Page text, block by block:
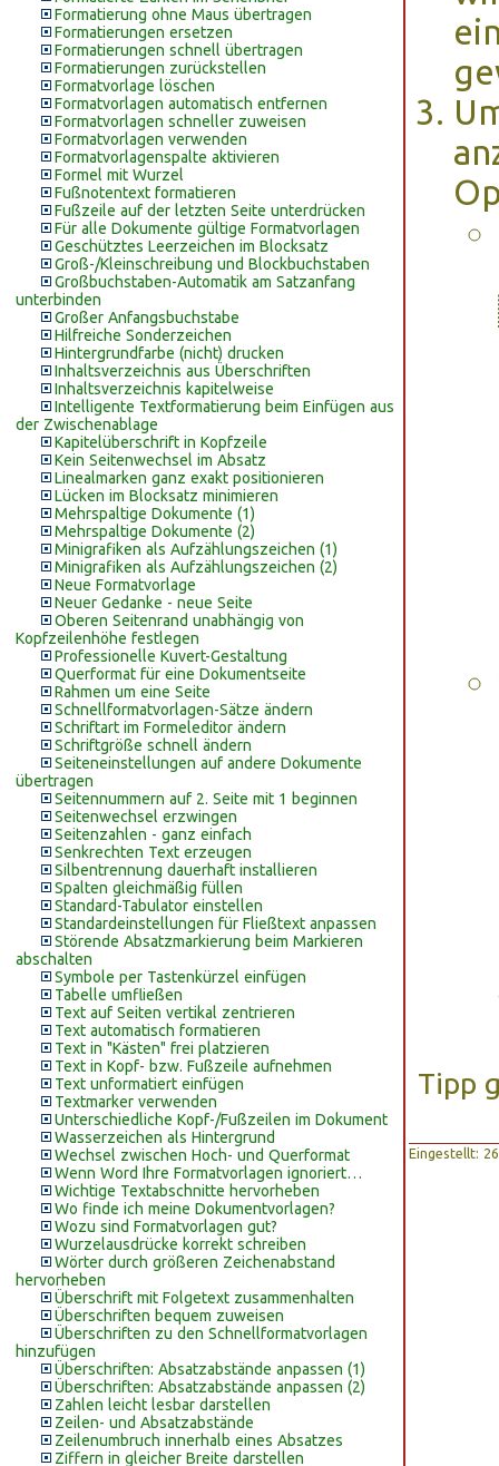
Formatierung ohne Maus übertragen
Formatierungen ersetzen
Formatierungen schnell übertragen
Formatierungen zurückstellen
Formatvorlage löschen
Formatvorlagen automatisch entfernen
Formatvorlagen schneller zuweisen
Formatvorlagen verwenden
Formatvorlagenspalte aktivieren
Formel mit Wurzel
Fußnotentext formatieren
Fußzeile auf der letzten Seite unterdrücken
Für alle Dokumente gültige Formatvorlagen
Geschütztes Leerzeichen im Blocksatz
Groß-/Kleinschreibung und Blockbuchstaben
Großbuchstaben-Automatik am Satzanfang
unterbinden
Großer Anfangsbuchstabe
Hilfreiche Sonderzeichen
Hintergrundfarbe (nicht) drucken
Inhaltsverzeichnis aus Überschriften
Inhaltsverzeichnis kapitelweise
Intelligente Textformatierung beim Einfügen aus
der Zwischenablage
Kapitelüberschrift in Kopfzeile
Kein Seitenwechsel im Absatz
Linealmarken ganz exakt positionieren
Lücken im Blocksatz minimieren
Mehrspaltige Dokumente (1)
Mehrspaltige Dokumente (2)
Minigrafiken als Aufzählungszeichen (1)
Minigrafiken als Aufzählungszeichen (2)
Neue Formatvorlage
Neuer Gedanke - neue Seite
Oberen Seitenrand unabhängig von
Kopfzeilenhöhe festlegen
Professionelle Kuvert-Gestaltung
Querformat für eine Dokumentseite
Rahmen um eine Seite
Schnellformatvorlagen-Sätze ändern
Schriftart im Formeleditor ändern
Schriftgröße schnell ändern
Seiteneinstellungen auf andere Dokumente
übertragen
Seitennummern auf 2. Seite mit 1 beginnen
Seitenwechsel erzwingen
Seitenzahlen - ganz einfach
Senkrechten Text erzeugen
Silbentrennung dauerhaft installieren
Spalten gleichmäßig füllen
Standard-Tabulator einstellen
Standardeinstellungen für Fließtext anpassen
Störende Absatzmarkierung beim Markieren
abschalten
Symbole per Tastenkürzel einfügen
Tabelle umfließen
Text auf Seiten vertikal zentrieren
Text automatisch formatieren
Text in "Kästen" frei platzieren
Text in Kopf- bzw. Fußzeile aufnehmen
Text unformatiert einfügen
Textmarker verwenden
Unterschiedliche Kopf-/Fußzeilen im Dokument
Wasserzeichen als Hintergrund
Wechsel zwischen Hoch- und Querformat
Wenn Word Ihre Formatvorlagen ignoriert…
Wichtige Textabschnitte hervorheben
Wo finde ich meine Dokumentvorlagen?
Wozu sind Formatvorlagen gut?
Wurzelausdrücke korrekt schreiben
Wörter durch größeren Zeichenabstand
hervorheben
Überschrift mit Folgetext zusammenhalten
Überschriften bequem zuweisen
Überschriften zu den Schnellformatvorlagen
hinzufügen
Überschriften: Absatzabstände anpassen (1)
Überschriften: Absatzabstände anpassen (2)
Zahlen leicht lesbar darstellen
Zeilen- und Absatzabstände
Zeilenumbruch innerhalb eines Absatzes
Ziffern in gleicher Breite darstellen
Tipp
Eingestellt: